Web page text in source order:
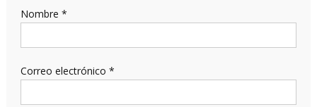
Nombre *
Correo electrónico *